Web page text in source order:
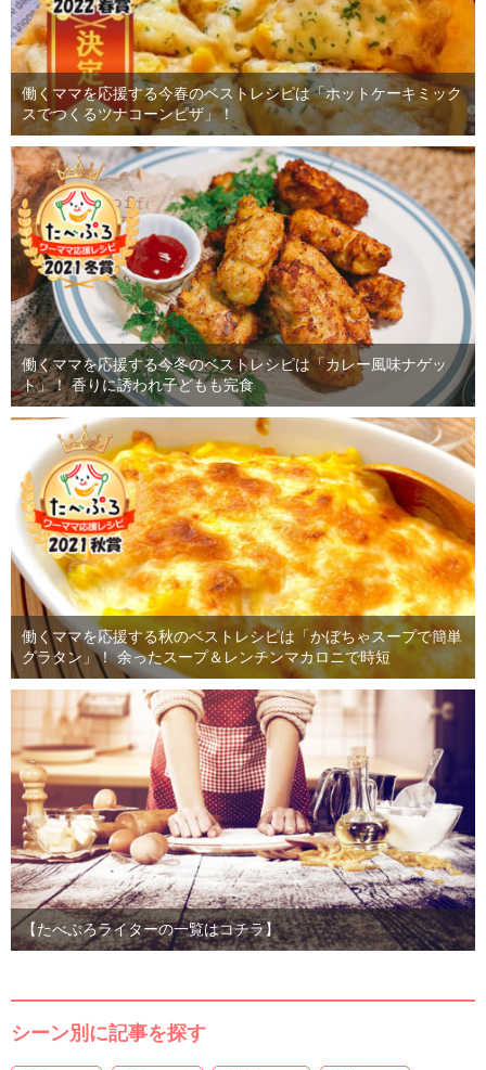
働くママを応援する今春のベストレシピは「ホットケーキミック
スでつくるツナコーンピザ」！
働くママを応援する今冬のベストレシピは「カレー風味ナゲッ
ト」！ 香りに誘われ子どもも完食
働くママを応援する秋のベストレシピは「かぼちゃスープで簡単
グラタン」！ 余ったスープ＆レンチンマカロニで時短
【たべぷろライターの一覧はコチラ】
シーン別に記事を探す